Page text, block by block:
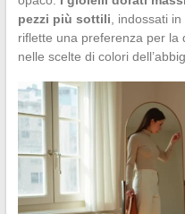
pezzi più sottili, indossati
riflette una preferenza per la
nelle scelte di colori